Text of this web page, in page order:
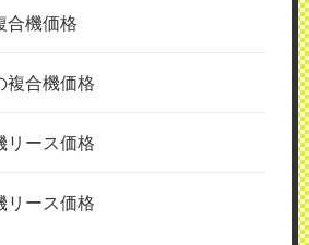
合機価格
複合機価格
リース価格
リース価格